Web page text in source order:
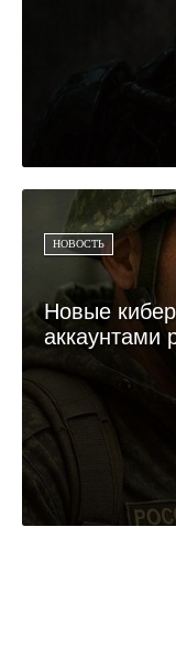
НОВОСТЬ
Новые
аккаунтами